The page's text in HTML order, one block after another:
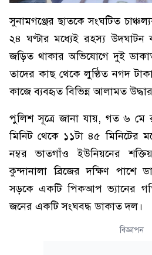
সুনামগঞ্জের ছাতকে সংঘটিত
২৪ ঘণ্টার মধ্যেই রহস্য
জড়িত থাকার অভিযোগে দুই
তাদের কাছ থেকে লুণ্ঠিত নগদ
কাজে ব্যবহৃত বিভিন্ন আলামত
পুলিশ সূত্রে জানা যায়, গত ৬ মে
মিনিট থেকে ১১টা ৪৫ মিনিটের
নম্বর ভাতগাঁও ইউনিয়নের
কুন্দানালা ব্রিজের দক্ষিণ পাশে
সড়কে একটি পিকআপ ভ্যানের
জনের একটি সংঘবদ্ধ ডাকাত দল।
বিজ্ঞাপন